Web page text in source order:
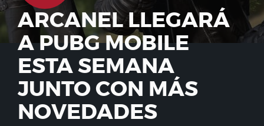
ARCANEL LLEGARÁ
A PUBG MOBILE
ESTA SEMANA
JUNTO CON MÁS
NOVEDADES